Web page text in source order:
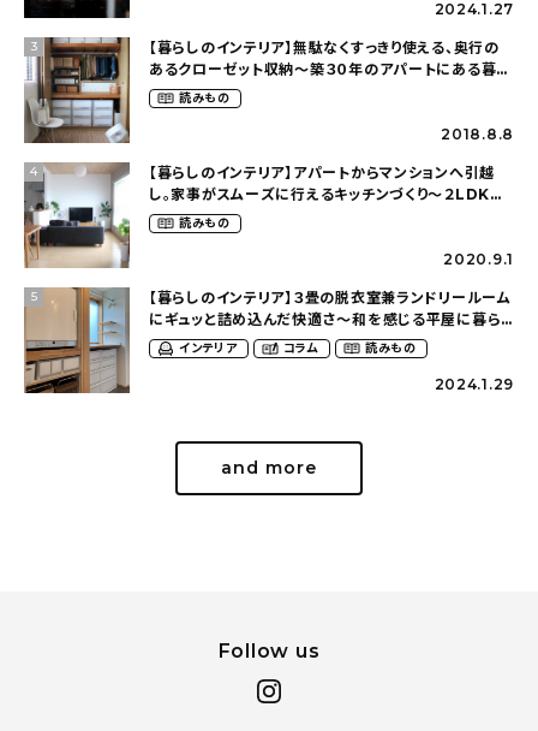
2024.1.27
3
【暮らしのインテリア】無駄なくすっきり使える、奥行の
あるクローゼット収納〜築３０年のアパートにある暮ら
し（mari_ppe_さん）
読みもの
2018.8.8
4
【暮らしのインテリア】アパートからマンションへ引越
し。家事がスムーズに行えるキッチンづくり〜２LDKの
賃貸暮らし（mari_ppe_さん）
読みもの
2020.9.1
5
【暮らしのインテリア】３畳の脱衣室兼ランドリールーム
にギュッと詰め込んだ快適さ〜和を感じる平屋に暮ら
す（heco_homeさん）
インテリア コラム 読みもの
2024.1.29
and more
Follow us